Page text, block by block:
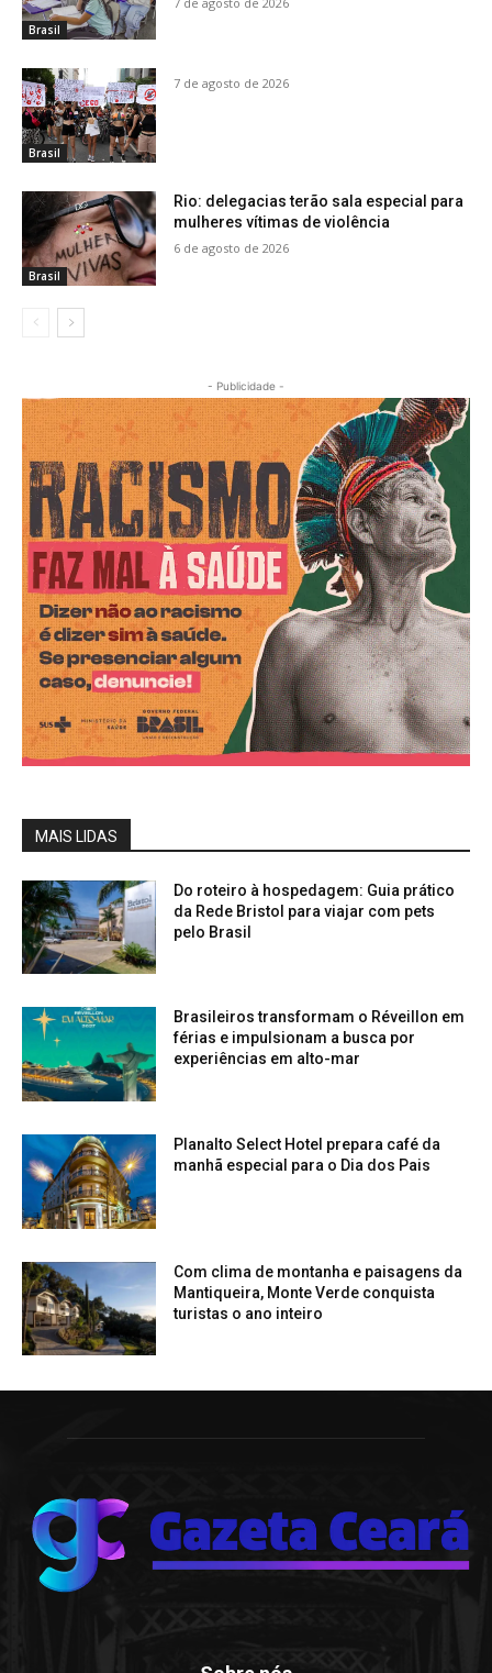
Brasil
Brasil
7 de agosto de 2026
Brasil
Rio: delegacias terão sala especial para
mulheres vítimas de violência
6 de agosto de 2026
- Publicidade -
MAIS LIDAS
Do roteiro à hospedagem: Guia prático
da Rede Bristol para viajar com pets
pelo Brasil
Brasileiros transformam o Réveillon em
férias e impulsionam a busca por
experiências em alto-mar
Planalto Select Hotel prepara café da
manhã especial para o Dia dos Pais
Com clima de montanha e paisagens da
Mantiqueira, Monte Verde conquista
turistas o ano inteiro